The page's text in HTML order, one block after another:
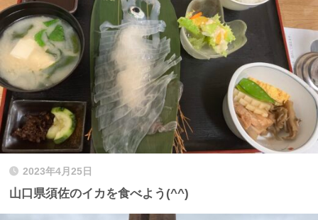
2023年4月25日
山口県須佐のイカを食べよう(^^)